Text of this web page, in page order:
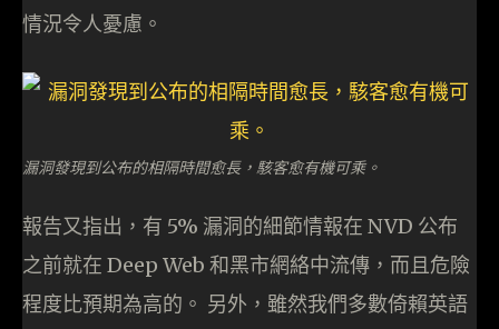
情況令人憂慮。
漏洞發現到公布的相隔時間愈長，駭客愈有機可乘。
報告又指出，有 5% 漏洞的細節情報在 NVD 公布
之前就在 Deep Web 和黑市網絡中流傳，而且危險
程度比預期為高的。 另外，雖然我們多數倚賴英語